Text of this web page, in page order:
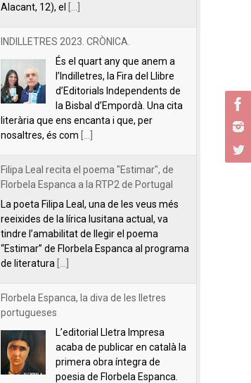
Alacant, 12), el
INDILLETRES 2023. CRÒNICA.
És el quart any que anem a
l’Indilletres, la Fira del Llibre
d’Editorials Independents de
la Bisbal d’Empordà. Una cita
literària que ens encanta i que, per
nosaltres, és com
Filipa Leal recita el poema "Estimar", de
Florbela Espanca a la RTP2 de Portugal
La poeta Filipa Leal, una de les veus més
reeixides de la lírica lusitana actual, va
tindre l’amabilitat de llegir el poema
“Estimar” de Florbela Espanca al programa
de literatura
Florbela Espanca, la diva de les lletres
portugueses
L’editorial Lletra Impresa
acaba de publicar en català la
primera obra íntegra de
poesia de Florbela Espanca.